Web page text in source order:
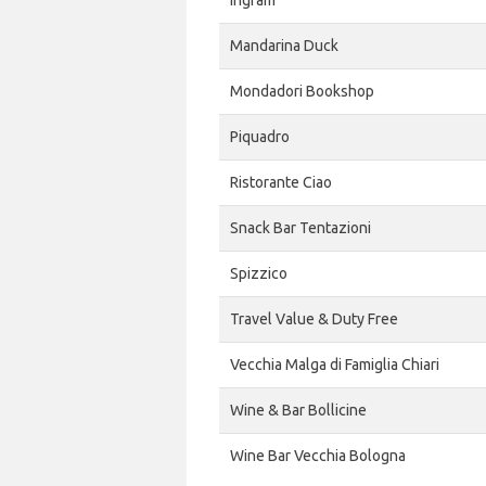
Mandarina Duck
Mondadori Bookshop
Piquadro
Ristorante Ciao
Snack Bar Tentazioni
Spizzico
Travel Value & Duty Free
Vecchia Malga di Famiglia Chiari
Wine & Bar Bollicine
Wine Bar Vecchia Bologna